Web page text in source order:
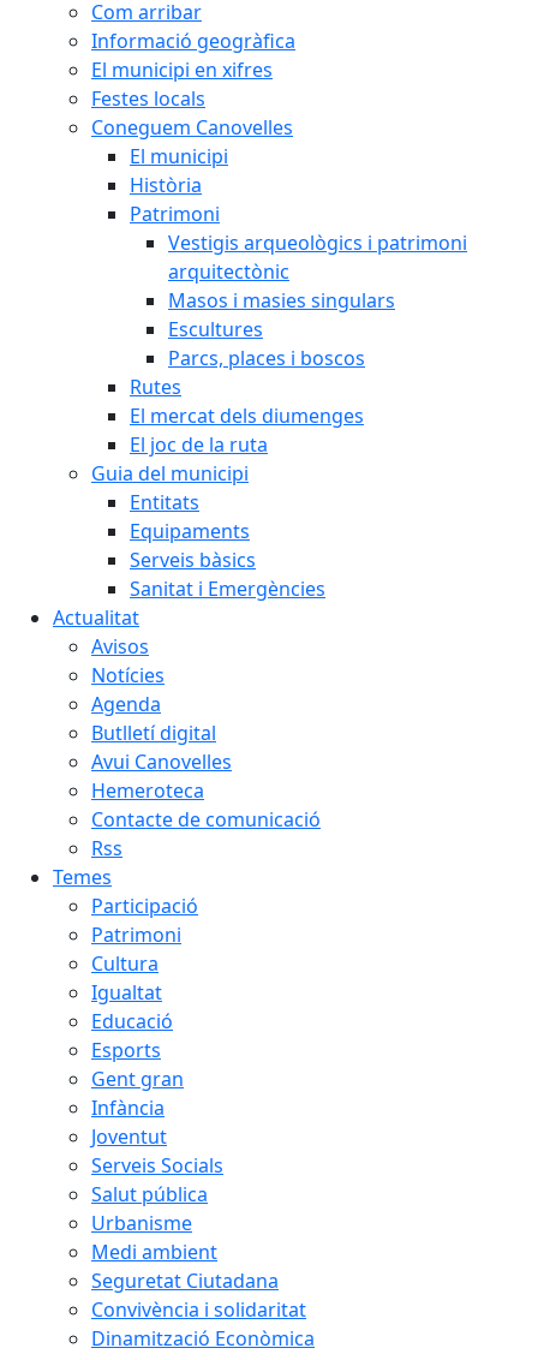
Com arribar
Informació geogràfica
El municipi en xifres
Festes locals
Coneguem Canovelles
El municipi
Història
Patrimoni
Vestigis arqueològics i patrimoni
arquitectònic
Masos i masies singulars
Escultures
Parcs, places i boscos
Rutes
El mercat dels diumenges
El joc de la ruta
Guia del municipi
Entitats
Equipaments
Serveis bàsics
Sanitat i Emergències
Actualitat
Avisos
Notícies
Agenda
Butlletí digital
Avui Canovelles
Hemeroteca
Contacte de comunicació
Rss
Temes
Participació
Patrimoni
Cultura
Igualtat
Educació
Esports
Gent gran
Infància
Joventut
Serveis Socials
Salut pública
Urbanisme
Medi ambient
Seguretat Ciutadana
Convivència i solidaritat
Dinamització Econòmica